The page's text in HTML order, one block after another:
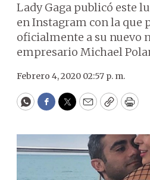
Lady Gaga publicó este
en Instagram con la que
oficialmente a su nuevo
empresario Michael
Febrero 4, 2020 02:57 p. m.
WhatsApp
Facebook
Twitter
EmailCopyPrint